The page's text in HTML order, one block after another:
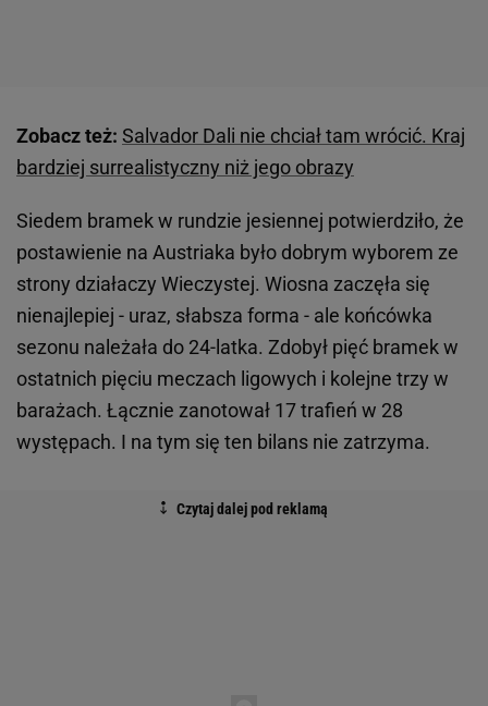
Zobacz też: Salvador Dali nie chciał tam wrócić. Kraj
bardziej surrealistyczny niż jego obrazy
Siedem bramek w rundzie jesiennej potwierdziło, że
postawienie na Austriaka było dobrym wyborem ze
strony działaczy Wieczystej. Wiosna zaczęła się
nienajlepiej - uraz, słabsza forma - ale końcówka
sezonu należała do 24-latka. Zdobył pięć bramek w
ostatnich pięciu meczach ligowych i kolejne trzy w
barażach. Łącznie zanotował 17 trafień w 28
występach. I na tym się ten bilans nie zatrzyma.